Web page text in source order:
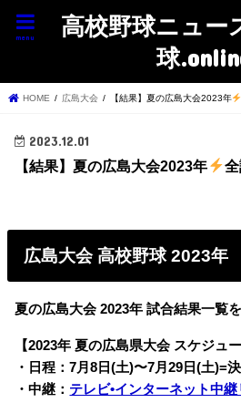
高校野球ニュー
球
menu
HOME 広島大会 【結果】夏の広島大会2023年
2023.12.01
【結果】夏の広島大会2023年
広島大会 高校野球 2023年
夏の広島大会 2023年 試合結果一覧を
【2023年 夏の広島県大会 スケジュ
・日程：7月8日(土)〜7月29日(土)=
・中継： テレビ•インターネット中継